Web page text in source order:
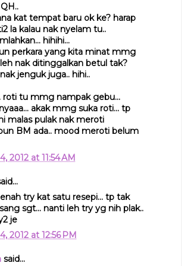
kat tempat baru ok ke? harap
la kalau nak nyelam tu..
hihihi...
perkara yang kita minat mmg
nak ditinggalkan betul tak?
jenguk juga.. hihi..
roti tu mmg nampak gebu...
akak mmg suka roti... tp
malas pulak nak meroti
BM ada.. mood meroti belum
2012 at 11:54 AM
try kat satu resepi... tp tak
sgt... nanti leh try yg nih plak..
je
2012 at 12:56 PM
said...